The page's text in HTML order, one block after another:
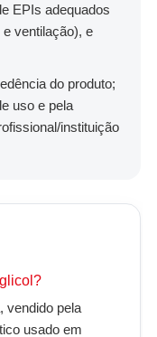
EPIs adequados
ventilação), e
do produto;
uso e pela
instituição
vendido pela
usado em